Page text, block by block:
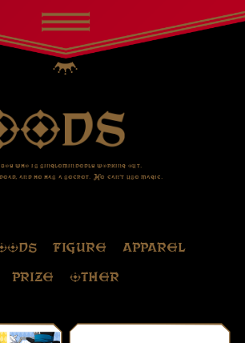
who is singlemindedly working out.
and he has a secret. He can’t use magic.
figure
apparel
prize
other